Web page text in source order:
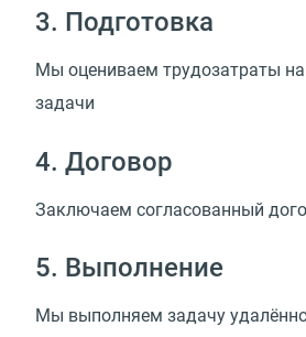
3. Подготовка
Мы оцениваем трудозатраты
задачи
4. Договор
Заключаем согласованный
5. Выполнение
Мы выполняем задачу